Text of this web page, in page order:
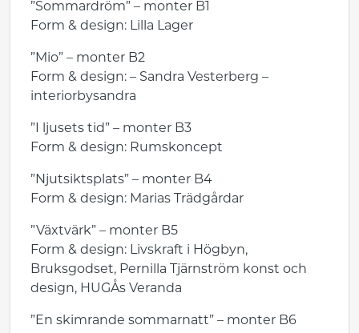
”Sommardröm” – monter B1
Form & design: Lilla Lager
”Mio” – monter B2
Form & design: – Sandra Vesterberg –
interiorbysandra
”I ljusets tid” – monter B3
Form & design: Rumskoncept
”Njutsiktsplats” – monter B4
Form & design: Marias Trädgårdar
”Växtvärk” – monter B5
Form & design: Livskraft i Högbyn,
Bruksgodset, Pernilla Tjärnström konst och
design, HUGÅs Veranda
”En skimrande sommarnatt” – monter B6